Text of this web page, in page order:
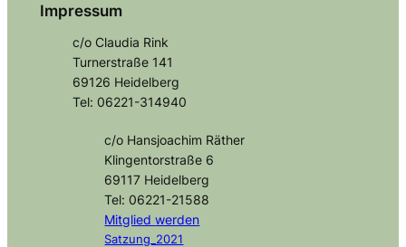
Impressum
c/o Claudia Rink
Turnerstraße 141
69126 Heidelberg
Tel: 06221-314940
c/o Hansjoachim Räther
Klingentorstraße 6
69117 Heidelberg
Tel: 06221-21588
Mitgliedwerden
Satzung_2021